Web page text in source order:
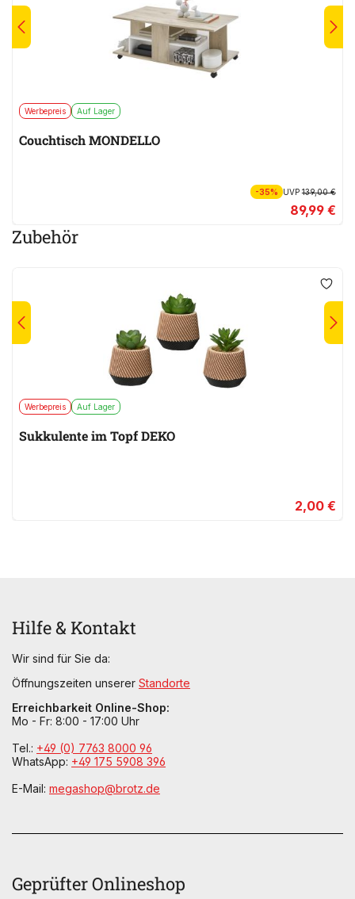
Werbepreis Auf Lager
Couchtisch MONDELLO
-35% UVP139,00 €
89,99 €
Zubehör
Werbepreis Auf Lager
Sukkulente im Topf DEKO
2,00 €
Hilfe & Kontakt
Wir sind für Sie da:
Öffnungszeiten unserer Standorte
Erreichbarkeit Online-Shop:
Mo - Fr: 8:00 - 17:00 Uhr
Tel.: +49 (0) 7763 8000 96
WhatsApp: +49 175 5908 396
E-Mail: megashop@brotz.de
Geprüfter Onlineshop